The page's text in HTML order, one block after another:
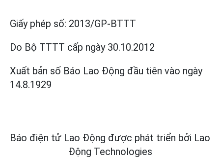
Giấy phép số: 2013/GP-BTTT
Do Bộ TTTT cấp ngày 30.10.2012
Xuất bản số Báo Lao Động đầu tiên vào ngày
14.8.1929
Báo điện tử Lao Động được phát triển bởi Lao
Động Technologies